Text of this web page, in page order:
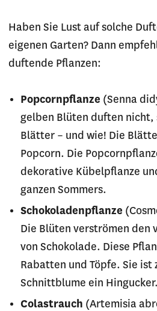
Haben Sie Lust auf solche
eigenen Garten? Dann
duftende Pflanzen:
Popcornpflanze (Senna
gelben Blüten duften nicht,
Blätter – und wie! Die
Popcorn. Die
dekorative Kübelpflanze
ganzen Sommers.
Schokoladenpflanze
Die Blüten verströmen den
von Schokolade. Diese
Rabatten und Töpfe. Sie ist
Schnittblume ein Hingucker.
Colastrauch (Artemisia